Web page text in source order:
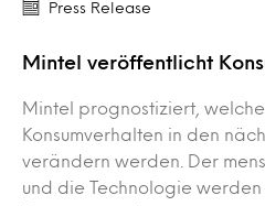
Press Release
Mintel veröffentlicht
Mintel prognostiziert,
Konsumverhalten in den
verändern werden. Der
und die Technologie